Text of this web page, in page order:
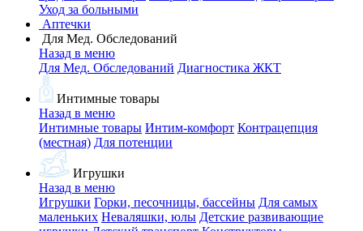
Уход за больными
Аптечки
Для Мед. Обследований
Назад в меню
Для Мед. Обследований Диагностика ЖКТ
Интимные товары
Назад в меню
Интимные товары Интим-комфорт Контрацепция
(местная) Для потенции
Игрушки
Назад в меню
Игрушки Горки, песочницы, бассейны Для самых
маленьких Неваляшки, юлы Детские развивающие